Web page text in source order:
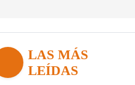
LAS MÁS
LEÍDAS